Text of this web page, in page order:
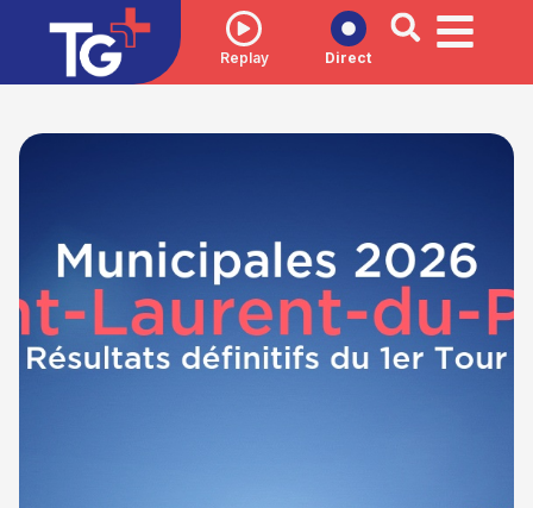
Replay Direct